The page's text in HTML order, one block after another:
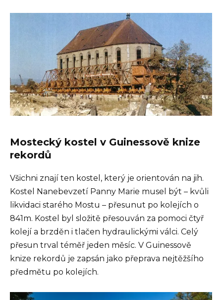
Mostecký kostel v Guinessově knize
rekordů
Všichni znají ten kostel, který je orientován na jih.
Kostel Nanebevzetí Panny Marie musel být – kvůli
likvidaci starého Mostu – přesunut po kolejích o
841m. Kostel byl složitě přesouván za pomoci čtyř
kolejí a brzděn i tlačen hydraulickými válci. Celý
přesun trval téměř jeden měsíc. V Guinessově
knize rekordů je zapsán jako přeprava nejtěžšího
předmětu po kolejích.